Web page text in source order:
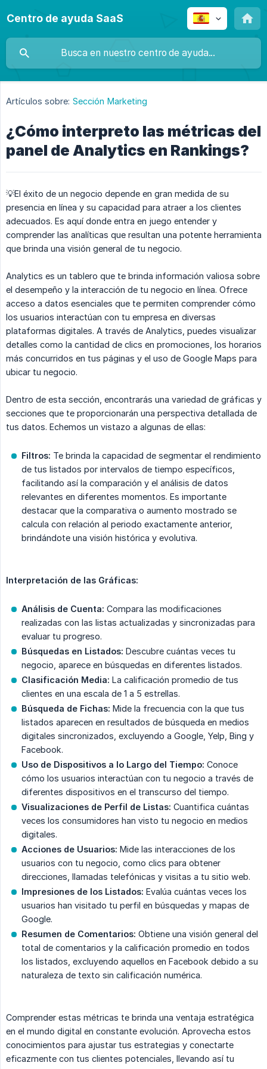
Centro de ayuda SaaS
Artículos sobre: Sección Marketing
¿Cómo interpreto las métricas del
panel de Analytics en Rankings?
💡El éxito de un negocio depende en gran medida de su
presencia en línea y su capacidad para atraer a los clientes
adecuados. Es aquí donde entra en juego entender y
comprender las analíticas que resultan una potente herramienta
que brinda una visión general de tu negocio.
Analytics es un tablero que te brinda información valiosa sobre
el desempeño y la interacción de tu negocio en línea. Ofrece
acceso a datos esenciales que te permiten comprender cómo
los usuarios interactúan con tu empresa en diversas
plataformas digitales. A través de Analytics, puedes visualizar
detalles como la cantidad de clics en promociones, los horarios
más concurridos en tus páginas y el uso de Google Maps para
ubicar tu negocio.
Dentro de esta sección, encontrarás una variedad de gráficas y
secciones que te proporcionarán una perspectiva detallada de
tus datos. Echemos un vistazo a algunas de ellas:
Filtros: Te brinda la capacidad de segmentar el rendimiento
de tus listados por intervalos de tiempo específicos,
facilitando así la comparación y el análisis de datos
relevantes en diferentes momentos. Es importante
destacar que la comparativa o aumento mostrado se
calcula con relación al periodo exactamente anterior,
brindándote una visión histórica y evolutiva.
Interpretación de las Gráficas:
Análisis de Cuenta: Compara las modificaciones
realizadas con las listas actualizadas y sincronizadas para
evaluar tu progreso.
Búsquedas en Listados: Descubre cuántas veces tu
negocio, aparece en búsquedas en diferentes listados.
Clasificación Media: La calificación promedio de tus
clientes en una escala de 1 a 5 estrellas.
Búsqueda de Fichas: Mide la frecuencia con la que tus
listados aparecen en resultados de búsqueda en medios
digitales sincronizados, excluyendo a Google, Yelp, Bing y
Facebook.
Uso de Dispositivos a lo Largo del Tiempo: Conoce
cómo los usuarios interactúan con tu negocio a través de
diferentes dispositivos en el transcurso del tiempo.
Visualizaciones de Perfil de Listas: Cuantifica cuántas
veces los consumidores han visto tu negocio en medios
digitales.
Acciones de Usuarios: Mide las interacciones de los
usuarios con tu negocio, como clics para obtener
direcciones, llamadas telefónicas y visitas a tu sitio web.
Impresiones de los Listados: Evalúa cuántas veces los
usuarios han visitado tu perfil en búsquedas y mapas de
Google.
Resumen de Comentarios: Obtiene una visión general del
total de comentarios y la calificación promedio en todos
los listados, excluyendo aquellos en Facebook debido a su
naturaleza de texto sin calificación numérica.
Comprender estas métricas te brinda una ventaja estratégica
en el mundo digital en constante evolución. Aprovecha estos
conocimientos para ajustar tus estrategias y conectarte
eficazmente con tus clientes potenciales, llevando así tu